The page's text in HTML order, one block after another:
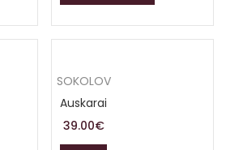
SOKOLOV
Auskarai
39.00€